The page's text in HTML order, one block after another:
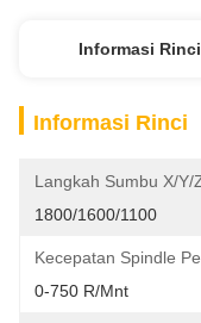
Informasi Rinci
Informasi Rinci
Langkah Sumbu X/Y/
1800/1600/1100
Kecepatan Spindle
0-750 R/mnt